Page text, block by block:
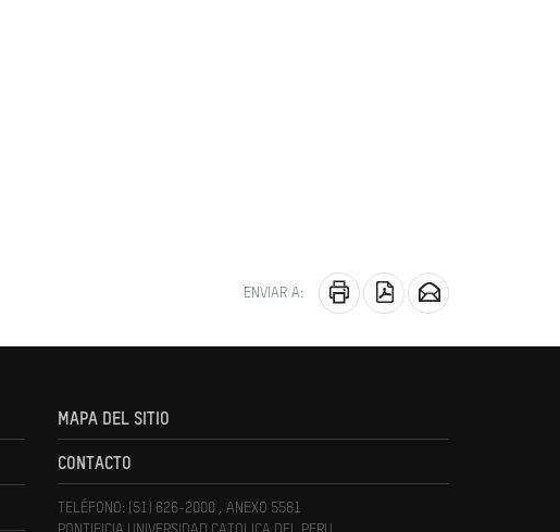
ENVIAR A:
MAPA DEL SITIO
CONTACTO
TELÉFONO: (51) 626-2000 , ANEXO 5581